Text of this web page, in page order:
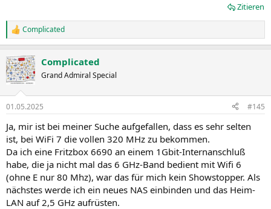
Zitieren
R
e
k
t
i
e
:
Complicated
Complicated
Grand Admiral Special
01.05.2025 #145
Ja, mir ist bei meiner Suche aufgefallen, dass es sehr selten
ist, bei WiFi 7 die vollen 320 MHz zu bekommen.
Da ich eine Fritzbox 6690 an einem 1Gbit-Internanschluß
habe, die ja nicht mal das 6 GHz-Band bedient mit Wifi 6
(ohne E nur 80 Mhz), war das für mich kein Showstopper. Als
nächstes werde ich ein neues NAS einbinden und das Heim-
LAN auf 2,5 GHz aufrüsten.